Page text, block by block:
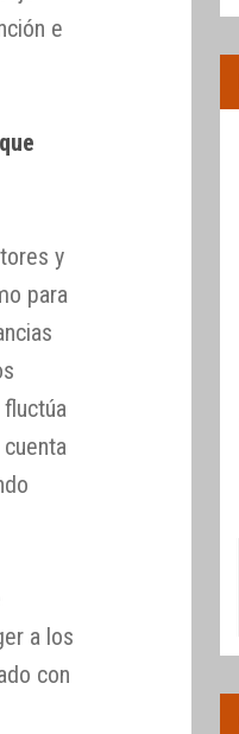
e
y
para
a los
con